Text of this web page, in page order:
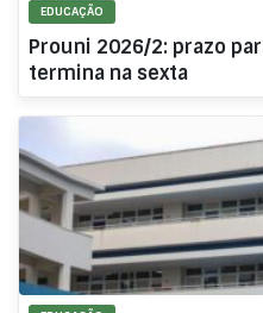
EDUCAÇÃO
Prouni 2026/2: prazo
termina na sexta